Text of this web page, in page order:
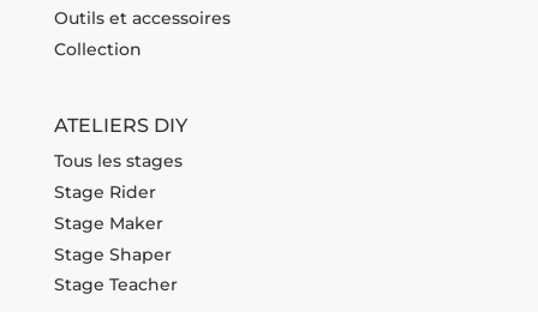
Outils et accessoires
Collection
ATELIERS DIY
Tous les stages
Stage Rider
Stage Maker
Stage Shaper
Stage Teacher